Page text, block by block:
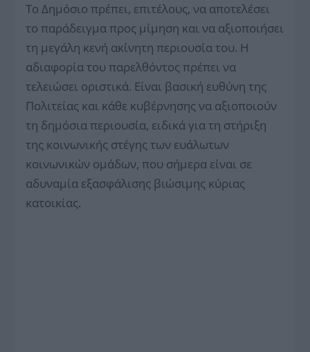
Το Δημόσιο πρέπει, επιτέλους, να αποτελέσει
το παράδειγμα προς μίμηση και να αξιοποιήσει
τη μεγάλη κενή ακίνητη περιουσία του. Η
αδιαφορία του παρελθόντος πρέπει να
τελειώσει οριστικά. Είναι βασική ευθύνη της
Πολιτείας και κάθε κυβέρνησης να αξιοποιούν
τη δημόσια περιουσία, ειδικά για τη στήριξη
της κοινωνικής στέγης των ευάλωτων
κοινωνικών ομάδων, που σήμερα είναι σε
αδυναμία εξασφάλισης βιώσιμης κύριας
κατοικίας.